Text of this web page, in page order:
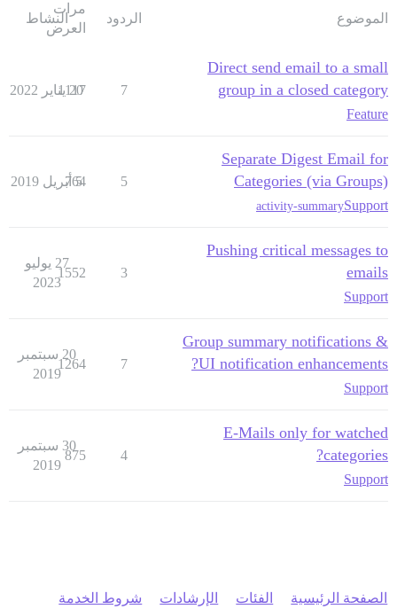
الموضوع الردود
مرات
العرض
النشاط
Direct send email to a small
group in a closed category
Feature
7
1117
20 يناير 2022
Separate Digest Email for
Categories (via Groups)
Support
activity-summary
5
764
5 أبريل 2019
Pushing critical messages to
emails
Support
3
1552
27 يوليو
2023
Group summary notifications &
UI notification enhancements?
Support
7
1264
20 سبتمبر
2019
E-Mails only for watched
categories?
Support
4
875
30 سبتمبر
2019
الصفحة الرئيسية الفئات الإرشادات شروط الخدمة